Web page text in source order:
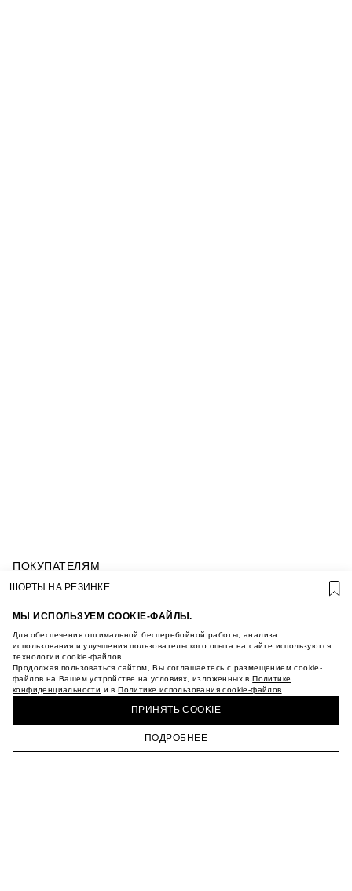
МЫ ИСПОЛЬЗУЕМ COOKIE-ФАЙЛЫ.
Для обеспечения оптимальной бесперебойной работы, анализа
использования и улучшения пользовательского опыта на сайте используются
технологии cookie-файлов.
Продолжая пользоваться сайтом, Вы соглашаетесь с размещением cookie-
файлов на Вашем устройстве на условиях, изложенных вПолитике
конфиденциальности и вПолитике использования cookie-файлов
ПРИНЯТЬ COOKIE
ПОДРОБНЕЕ
ГЛАВНАЯ КАТАЛОГ КОРЗИНА ПРОФИЛЬ
ПОКУПАТЕЛЯМ
УСЛОВИЯ ИСПОЛЬЗОВАНИЯ ПОДАРОЧНЫХ
ПОЛИТИКА КОНФИДЕНЦИАЛЬНОСТИ
УСЛОВИЯ ПОКУПКИ
О НАС
МАГАЗИНЫ
КАРЬЕРА
ТЕЛЕГРАМ
ПОДПИСАТЬСЯ НА НОВОСТИ
ШОРТЫ НА РЕЗИНКЕ
КУПИТЬ + ПОЛУЧИТЬ В МАГАЗИНЕ MAAG